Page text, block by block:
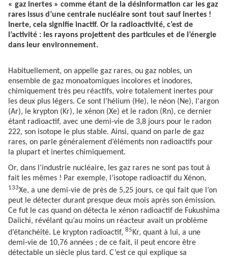
« gaz inertes » comme étant de la désinformation car les gaz
rares issus d’une centrale nucléaire sont tout sauf inertes !
Inerte, cela signifie inactif. Or la radioactivité, c’est de
l’activité : les rayons projettent des particules et de l’énergie
dans leur environnement.
Habituellement, on appelle gaz rares, ou gaz nobles, un
ensemble de gaz monoatomiques incolores et inodores,
chimiquement très peu réactifs, voire totalement inertes pour
les deux plus légers. Ce sont l'hélium (He), le néon (Ne), l'argon
(Ar), le krypton (Kr), le xénon (Xe) et le radon (Rn), ce dernier
étant radioactif, avec une demi-vie de 3,8 jours pour le radon
222, son isotope le plus stable. Ainsi, quand on parle de gaz
rares, on parle généralement d’éléments non radioactifs pour
la plupart et inertes chimiquement.
Or, dans l’industrie nucléaire, les gaz rares ne sont pas tout à
fait les mêmes ! Par exemple, l’isotope radioactif du Xénon,
133Xe, a une demi-vie de près de 5,25 jours, ce qui fait que l’on
peut le détecter durant presque deux mois après son émission.
Ce fut le cas quand on détecta le xénon radioactif de Fukushima
Daiichi, révélant qu’au moins un réacteur avait un problème
d’étanchéité. Le krypton radioactif, 85 Kr, quant à lui, a une
demi-vie de 10,76 années ; de ce fait, il peut encore être
détectable un siècle plus tard. C’est ce qui explique sa